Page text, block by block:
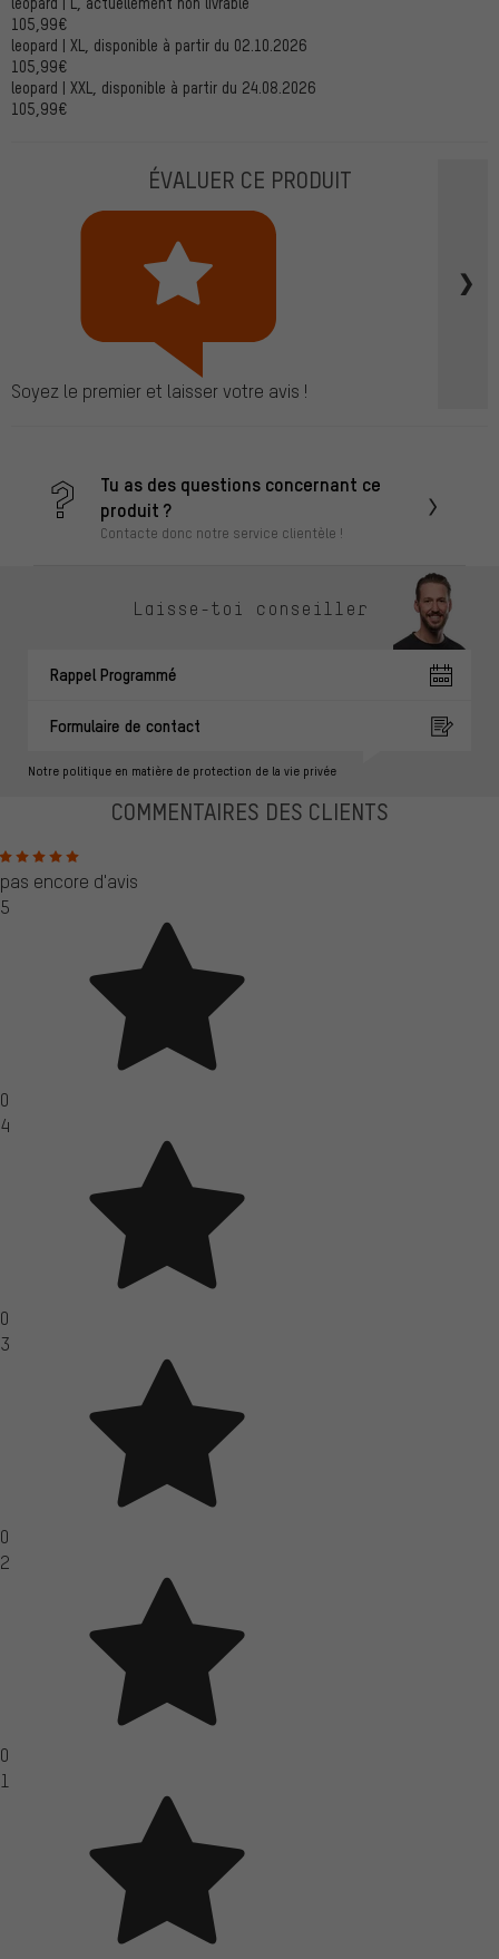
105,99€
leopard | XL, disponible à partir du 02.10.2026
105,99€
leopard | XXL, disponible à partir du 24.08.2026
105,99€
ÉVALUER CE PRODUIT
Soyez le premier et laisser votre avis !
Tu as des questions concernant ce
produit ?
Contacte donc notre service clientèle !
Laisse-toi conseiller
Rappel Programmé
Formulaire de contact
Notre politique en matière de protection de la vie privée
COMMENTAIRES DES CLIENTS
pas encore d'avis
5
0
4
0
3
0
2
0
1